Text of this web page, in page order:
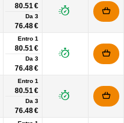
80.51 €
Da 3
76.48 €
Entro 1
80.51 €
Da 3
76.48 €
Entro 1
80.51 €
Da 3
76.48 €